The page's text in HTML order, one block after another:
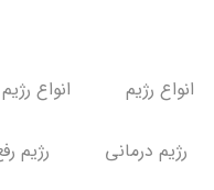
انواع رژیم انواع
رژیم درمانی رژیم